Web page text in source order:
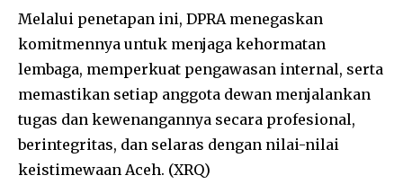
Melalui penetapan ini, DPRA menegaskan
komitmennya untuk menjaga kehormatan
lembaga, memperkuat pengawasan internal, serta
memastikan setiap anggota dewan menjalankan
tugas dan kewenangannya secara profesional,
berintegritas, dan selaras dengan nilai-nilai
keistimewaan Aceh. (XRQ)